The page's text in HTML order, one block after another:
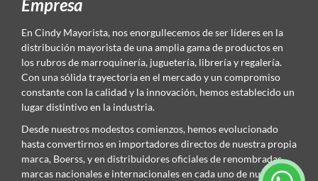
Empresa
En Cindy Mayorista, nos enorgullecemos de ser líderes en la
distribución mayorista de una amplia gama de productos en
los rubros de marroquinería, juguetería, librería y regalería.
Con una sólida trayectoria en el mercado y un compromiso
constante con la calidad y la innovación, hemos establecido un
lugar distintivo en la industria.
Desde nuestros modestos comienzos, hemos evolucionado
hasta convertirnos en importadores directos de nuestra propia
marca, Boerss, y en distribuidores oficiales de renombradas
marcas nacionales e internacionales en cada uno de nuestros